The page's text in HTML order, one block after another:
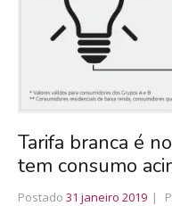
Tarifa branca é
tem consumo
Postado 31 janeiro 2019